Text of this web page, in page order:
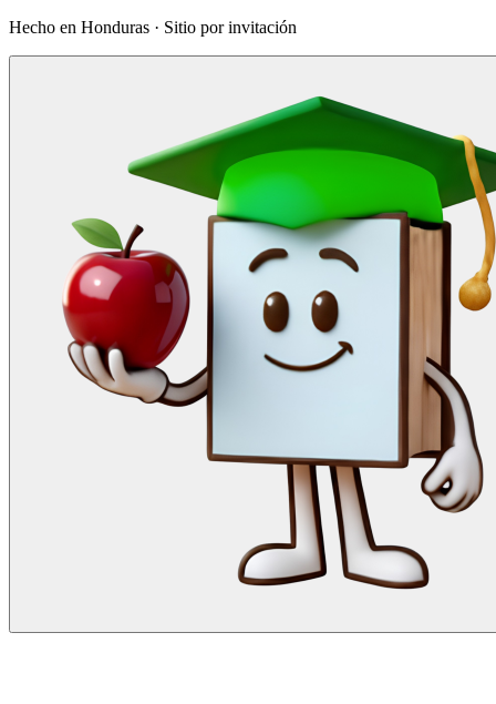
Hecho en Honduras · Sitio por invitación